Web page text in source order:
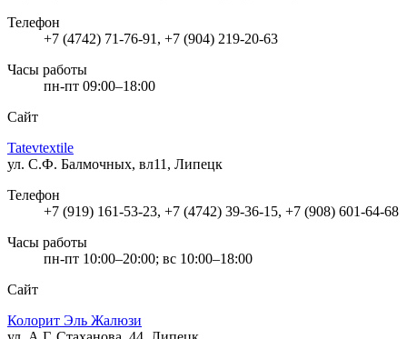
Телефон
+7 (4742) 71-76-91, +7 (904) 219-20-63
Часы работы
пн-пт 09:00–18:00
Сайт
Tatevtextile
ул. С.Ф. Балмочных, вл11, Липецк
Телефон
+7 (919) 161-53-23, +7 (4742) 39-36-15, +7 (908) 601-64-68
Часы работы
пн-пт 10:00–20:00; вс 10:00–18:00
Сайт
Колорит Эль Жалюзи